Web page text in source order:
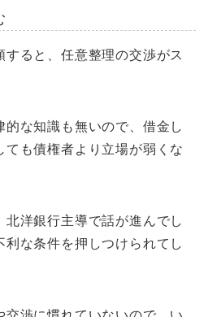
ると、任意整理の交渉がス
な知識も無いので、借金し
ても債権者より立場が弱くな
北洋銀行主導で話が進んでし
利な条件を押しつけられてし